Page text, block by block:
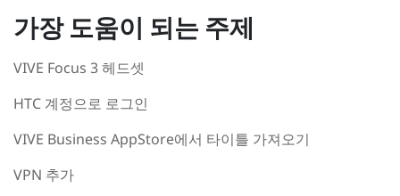
가장 도움이 되는 주제
VIVE Focus 3 헤드셋
HTC 계정으로 로그인
VIVE Business AppStore에서 타이틀 가져오기
VPN 추가